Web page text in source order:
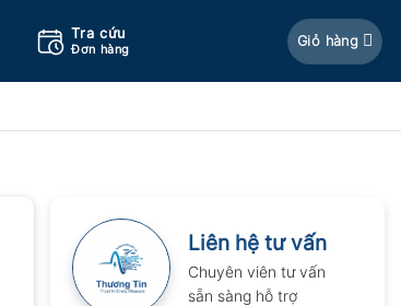
Tra cứu
Đơn hàng
Giỏ hàng
Liên hệ tư vấn
Chuyên viên tư vấn
sẵn sàng hỗ trợ